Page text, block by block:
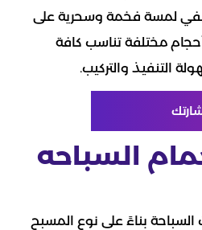
لمسة فخمة وسحرية على
مختلفة تناسب كافة
التنفيذ والتركيب.
السباحه
بناءً على نوع المسبح